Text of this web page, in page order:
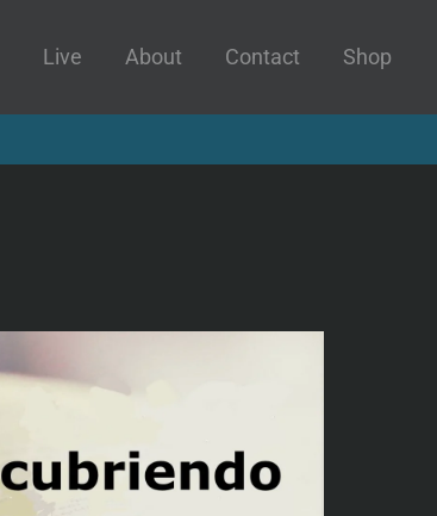
Live About Contact Shop